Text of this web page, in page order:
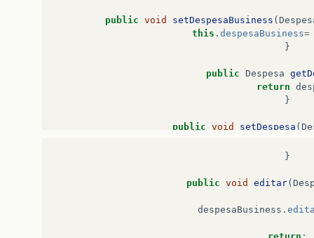
public void setDespesaBusiness (
this . despesaBusiness=
}
public Despesa
return
}
public void setDespesa (
}
public List
return
excluir(
}
public void editar(
despesaBusiness .